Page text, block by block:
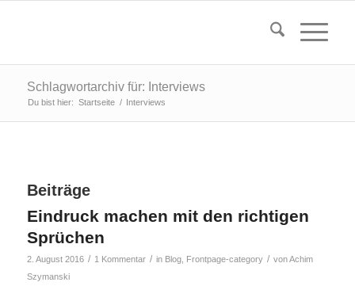
Schlagwortarchiv für: Interviews
Du bist hier: Startseite / Interviews
Beiträge
Eindruck machen mit den richtigen
Sprüchen
2. August 2016 / 1 Kommentar / in Blog, Frontpage-category / vonAchim
Szymanski